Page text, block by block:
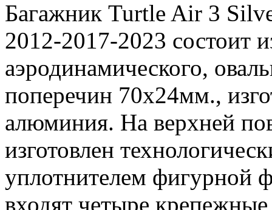
Багажник Turtle Air 3
2012-2017-2023 состоит
аэродинамического,
поперечин 70х24мм.,
алюминия. На верхней
изготовлен
уплотнителем фигурной
входят четыре